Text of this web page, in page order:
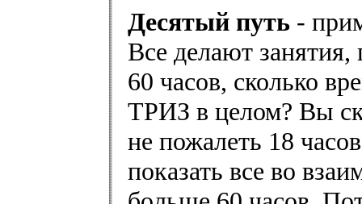
Десятый путь -
Все делают
60 часов, сколько
ТРИЗ в целом? Вы
не пожалеть 18
показать все во